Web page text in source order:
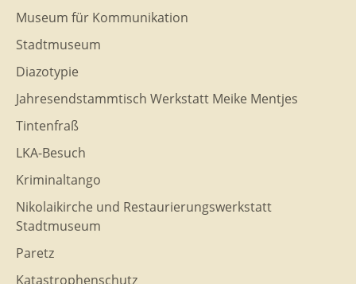
Museum für Kommunikation
Stadtmuseum
Diazotypie
Jahresendstammtisch Werkstatt Meike Mentjes
Tintenfraß
LKA-Besuch
Kriminaltango
Nikolaikirche und Restaurierungswerkstatt
Stadtmuseum
Paretz
Katastrophenschutz